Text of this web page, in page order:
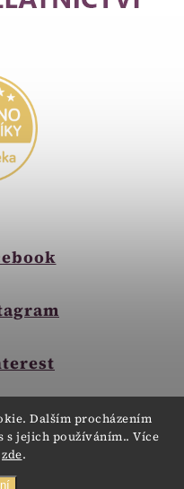
Dalším procházením
s jejich používáním.. Více
zde.